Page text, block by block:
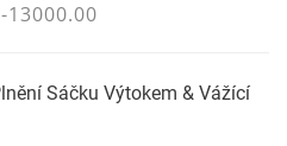
13000.00
Sáčku Výtokem & Vážící